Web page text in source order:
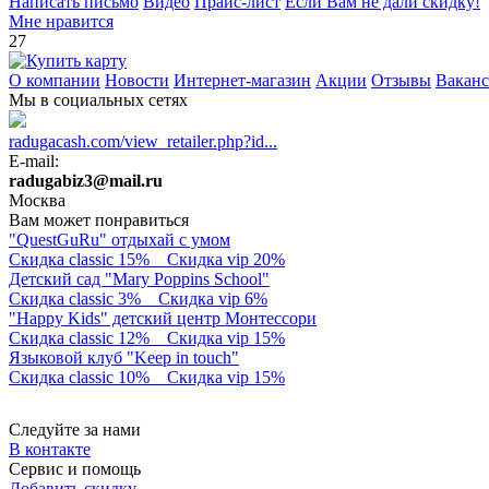
Мне нравится
27
О компании Новости Интернет-магазин Акции Отзывы
Мы в социальных сетях
radugacash.com/view_retailer.php?id...
E-mail:
radugabiz3@mail.ru
Москва
Вам может понравиться
"QuestGuRu" отдыхай с умом
Скидка classic 15%
Скидка vip 20%
Детский сад "Mary Poppins School"
Скидка classic 3%
Скидка vip 6%
"Happy Kids" детский центр Монтессори
Скидка classic 12%
Скидка vip 15%
Языковой клуб "Keep in touch"
Скидка classic 10%
Скидка vip 15%
Следуйте за нами
В контакте
Сервис и помощь